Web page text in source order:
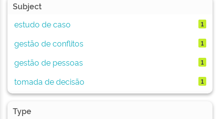
Subject
estudo de caso
1
gestão de conflitos 1
gestão de pessoas 1
tomada de decisão 1
Type